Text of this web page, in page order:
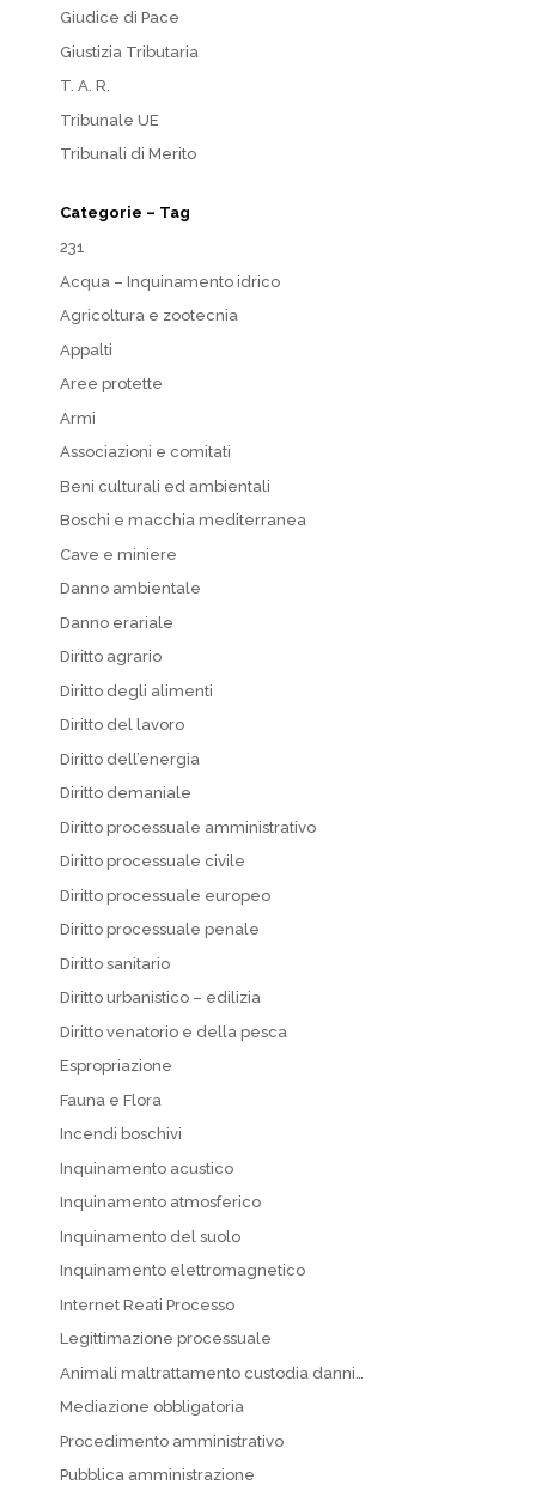
Giudice di Pace
Giustizia Tributaria
T. A. R.
Tribunale UE
Tribunali di Merito
Categorie – Tag
231
Acqua – Inquinamento idrico
Agricoltura e zootecnia
Appalti
Aree protette
Armi
Associazioni e comitati
Beni culturali ed ambientali
Boschi e macchia mediterranea
Cave e miniere
Danno ambientale
Danno erariale
Diritto agrario
Diritto degli alimenti
Diritto del lavoro
Diritto dell’energia
Diritto demaniale
Diritto processuale amministrativo
Diritto processuale civile
Diritto processuale europeo
Diritto processuale penale
Diritto sanitario
Diritto urbanistico – edilizia
Diritto venatorio e della pesca
Espropriazione
Fauna e Flora
Incendi boschivi
Inquinamento acustico
Inquinamento atmosferico
Inquinamento del suolo
Inquinamento elettromagnetico
Internet Reati Processo
Legittimazione processuale
Animali maltrattamento custodia danni…
Mediazione obbligatoria
Procedimento amministrativo
Pubblica amministrazione